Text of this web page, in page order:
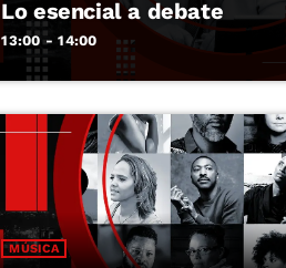
Lo esencial a debate
13:00 - 14:00
MÚSICA